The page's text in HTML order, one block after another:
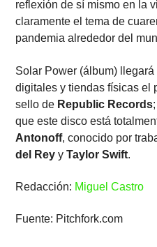
reflexión de sí mismo en la
claramente el tema de
pandemia alrededor del
Solar Power (álbum)
digitales y tiendas físicas el
sello de Republic Records
que este disco está
Antonoff, conocido por
del Rey yTaylor Swift.
Redacción: Miguel Castro
Fuente: Pitchfork.com